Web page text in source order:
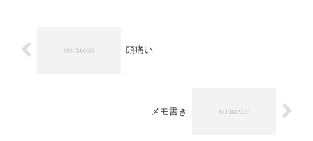
頭痛い
メモ書き